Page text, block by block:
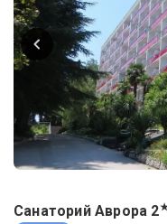
Санаторий Аврора 2